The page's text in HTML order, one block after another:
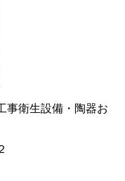
事衛生設備・陶器お